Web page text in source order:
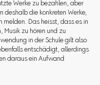
Werke zu bezahlen, aber
deshalb die konkreten Werke,
melden. Das heisst, dass es in
Musik zu hören und zu
in der Schule gilt also
entschädigt, allerdings
daraus ein Aufwand